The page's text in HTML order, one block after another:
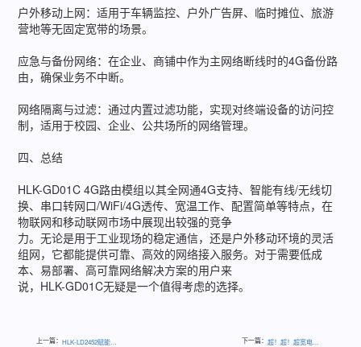
户外移动上网：适用于车辆监控、户外广告屏、临时摊位、旅游
营地等无固定宽带的场景。
应急与备份网络：在企业、商铺中作为主网络断线时的4G备份路
由，确保业务不中断。
网络隔离与过滤：通过内置过滤功能，实现对终端设备的访问控
制，适用于校园、企业、公共场所的网络管理。
四、总结
HLK-GD01C 4G路由模组以其全网通4G支持、智能有线/无线切
换、串口转网口/WiFi/4G透传、宽温工作、配置简单等特点，在
物联网和移动联网市场中展现出较强的竞争
力。无论是用于工业现场的稳定通信，还是户外移动环境的灵活
组网，它都能提供可靠、高效的网络接入服务。对于需要低成
本、易部署、高可靠网络解决方案的用户来
说，HLK-GD01C无疑是一个值得考虑的选择。
上一篇： HLK-LD2452赋能智能风扇与空调 下一篇：